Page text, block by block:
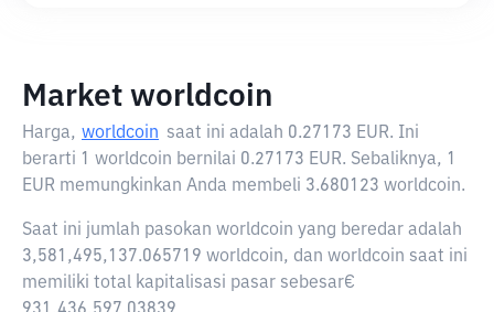
Market worldcoin
Harga, worldcoin saat ini adalah 0.27173 EUR. Ini
berarti 1 worldcoin bernilai 0.27173 EUR. Sebaliknya, 1
EUR memungkinkan Anda membeli 3.680123 worldcoin.
Saat ini jumlah pasokan worldcoin yang beredar adalah
3,581,495,137.065719 worldcoin, dan worldcoin saat ini
memiliki total kapitalisasi pasar sebesar€